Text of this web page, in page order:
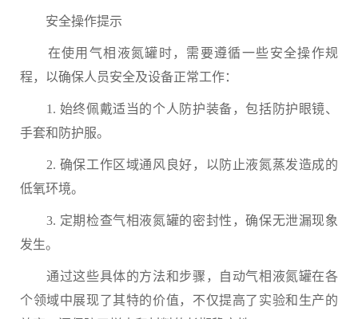
安全操作提示
在使用气相液氮罐时，需要遵循一些安全操作规
程，以确保人员安全及设备正常工作：
1. 始终佩戴适当的个人防护装备，包括防护眼镜、
手套和防护服。
2. 确保工作区域通风良好，以防止液氮蒸发造成的
低氧环境。
3. 定期检查气相液氮罐的密封性，确保无泄漏现象
发生。
通过这些具体的方法和步骤，自动气相液氮罐在各
个领域中展现了其特的价值，不仅提高了实验和生产的